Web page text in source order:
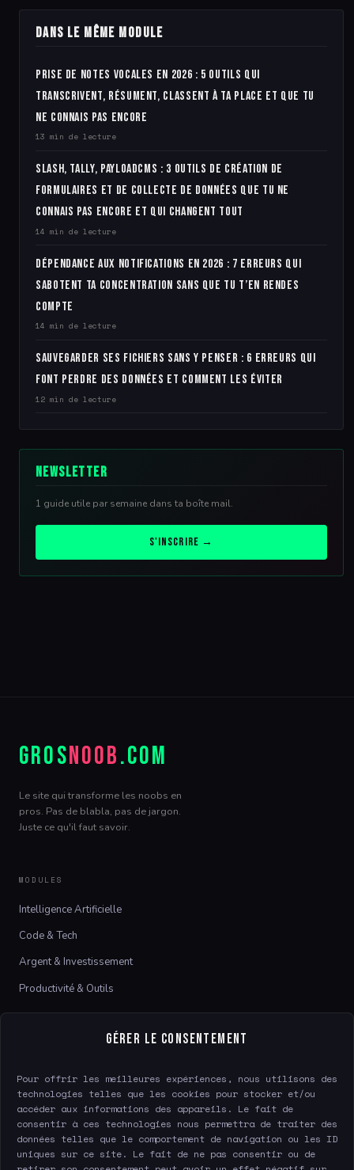
Gérer le consentement
Pour offrir les meilleures expériences, nous utilisons des
technologies telles que les cookies pour stocker et/ou
accéder aux informations des appareils. Le fait de
consentir à ces technologies nous permettra de traiter des
données telles que le comportement de navigation ou les ID
uniques sur ce site. Le fait de ne pas consentir ou de
Dans le même module
Prise de notes vocales en 2026 : 5 outils qui
transcrivent, résument, classent à ta place et que tu
ne connais pas encore
13 min de lecture
Slash, Tally, PayloadCMS : 3 outils de création de
formulaires et de collecte de données que tu ne
connais pas encore et qui changent tout
14 min de lecture
Dépendance aux notifications en 2026 : 7 erreurs qui
sabotent ta concentration sans que tu t’en rendes
compte
14 min de lecture
Sauvegarder ses fichiers sans y penser : 6 erreurs qui
font perdre des données et comment les éviter
12 min de lecture
Newsletter
1 guide utile par semaine dans ta boîte mail.
S'inscrire →
GROSNOOB.COM
Le site qui transforme les noobs en
pros. Pas de blabla, pas de jargon.
Juste ce qu'il faut savoir.
MODULES
Intelligence Artificielle
Code & Tech
Argent & Investissement
Productivité & Outils
Contact
LÉGAL